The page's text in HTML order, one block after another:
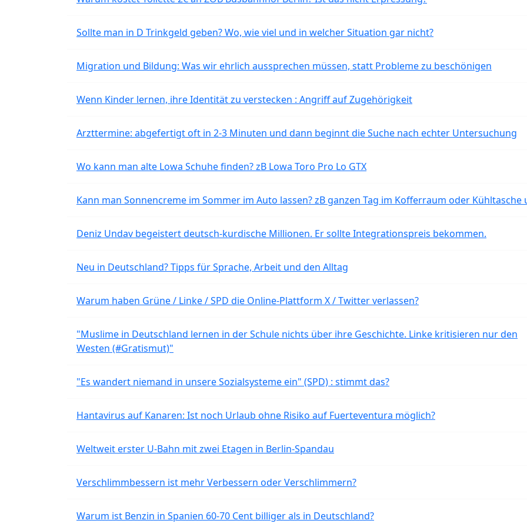
Sollte man in D Trinkgeld geben? Wo, wie viel und in welcher Situation gar nicht?
Migration und Bildung: Was wir ehrlich aussprechen müssen, statt Probleme zu beschönigen
Wenn Kinder lernen, ihre Identität zu verstecken : Angriff auf Zugehörigkeit
Arzttermine: abgefertigt oft in 2-3 Minuten und dann beginnt die Suche nach echter Untersuchung
Wo kann man alte Lowa Schuhe finden? zB Lowa Toro Pro Lo GTX
Kann man Sonnencreme im Sommer im Auto lassen? zB ganzen Tag im Kofferraum oder Kühltasche
Deniz Undav begeistert deutsch-kurdische Millionen. Er sollte Integrationspreis bekommen.
Neu in Deutschland? Tipps für Sprache, Arbeit und den Alltag
Warum haben Grüne / Linke / SPD die Online-Plattform X / Twitter verlassen?
"Muslime in Deutschland lernen in der Schule nichts über ihre Geschichte. Linke kritisieren nur den
Westen (#Gratismut)"
"Es wandert niemand in unsere Sozialsysteme ein" (SPD) : stimmt das?
Hantavirus auf Kanaren: Ist noch Urlaub ohne Risiko auf Fuerteventura möglich?
Weltweit erster U-Bahn mit zwei Etagen in Berlin-Spandau
Verschlimmbessern ist mehr Verbessern oder Verschlimmern?
Warum ist Benzin in Spanien 60-70 Cent billiger als in Deutschland?